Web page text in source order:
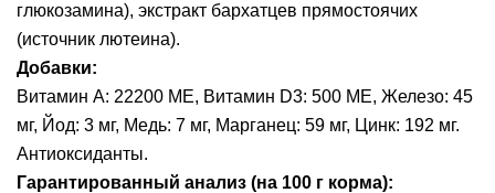
глюкозамина), экстракт бархатцев прямостоячих
(источник лютеина).
Добавки:
Витамин А: 22200 МЕ, Витамин D3: 500 МЕ, Железо: 45
мг, Йод: 3 мг, Медь: 7 мг, Марганец: 59 мг, Цинк: 192 мг.
Антиоксиданты.
Гарантированный анализ (на 100 г корма):